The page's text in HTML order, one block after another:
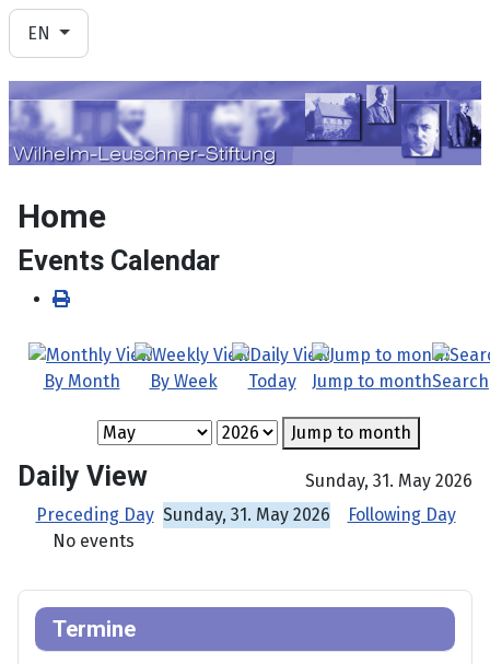
Select your language
EN
Home
Events Calendar
By Month By Week Today Jump to monthSearch
Jump to month
Daily View
Sunday, 31. May 2026
Preceding Day Sunday, 31. May 2026
Following Day
No events
Termine